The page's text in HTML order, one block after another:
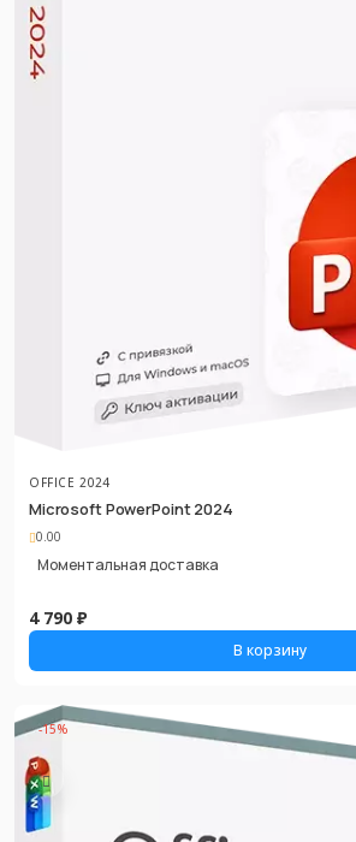
OFFICE 2024
Microsoft PowerPoint 2024
0.00
Моментальная доставка
4 790 ₽
В корзину
-15%